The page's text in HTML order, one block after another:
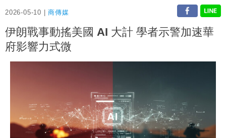
2026-05-10 |商傳媒
伊朗戰事動搖美國 AI 大計 學者示警加速華
府影響力式微